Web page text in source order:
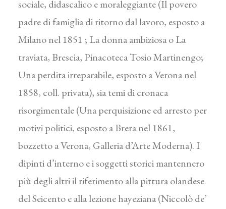
sociale, didascalico e moraleggiante (Il povero
padre di famiglia di ritorno dal lavoro, esposto a
Milano nel 1851 ; La donna ambiziosa o La
traviata, Brescia, Pinacoteca Tosio Martinengo;
Una perdita irreparabile, esposto a Verona nel
1858, coll. privata), sia temi di cronaca
risorgimentale (Una perquisizione ed arresto per
motivi politici, esposto a Brera nel 1861,
bozzetto a Verona, Galleria d’Arte Moderna). I
dipinti d’interno e i soggetti storici mantennero
più degli altri il riferimento alla pittura olandese
del Seicento e alla lezione hayeziana (Niccolò de’